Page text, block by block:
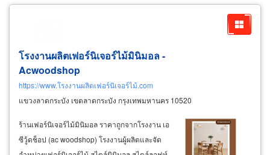
โรงงานผลิตเฟอร์นิเจอร์ไม้มินิมอล -
Acwoodshop
https://www.โรงงานผลิตเฟอร์นิเจอร์ไม้.com
แขวงลาดกระบัง เขตลาดกระบัง กรุงเทพมหานคร 10520
ร้านเฟอร์นิเจอร์ไม้มินิมอล ราคาถูกจากโรงงาน เอ
ซีวู้ดช็อป (ac woodshop) โรงงานผู้ผลิตและจัด